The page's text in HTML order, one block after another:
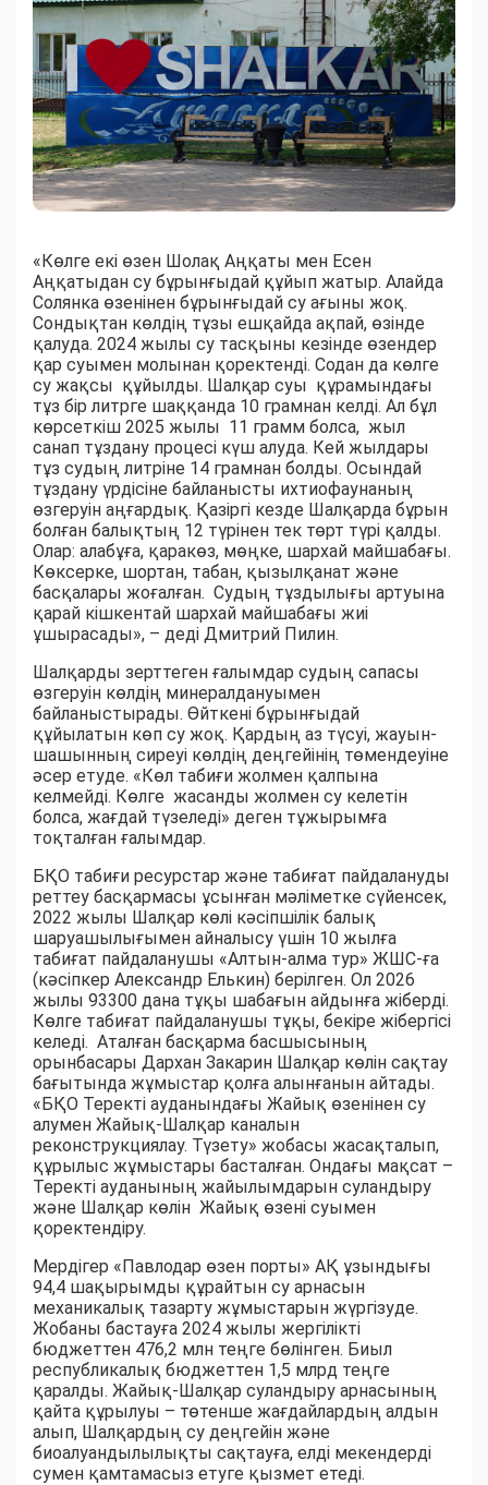
«Көлге екі өзен Шолақ Аңқаты мен Есен
Аңқатыдан су бұрынғыдай құйып жатыр. Алайда
Солянка өзенінен бұрынғыдай су ағыны жоқ.
Сондықтан көлдің тұзы ешқайда ақпай, өзінде
қалуда. 2024 жылы су тасқыны кезінде өзендер
қар суымен молынан қоректенді. Содан да көлге
су жақсы құйылды. Шалқар суы құрамындағы
тұз бір литрге шаққанда 10 грамнан келді. Ал бұл
көрсеткіш 2025 жылы 11 грамм болса, жыл
санап тұздану процесі күш алуда. Кей жылдары
тұз судың литріне 14 грамнан болды. Осындай
тұздану үрдісіне байланысты ихтиофаунаның
өзгеруін аңғардық. Қазіргі кезде Шалқарда бұрын
болған балықтың 12 түрінен тек төрт түрі қалды.
Олар: алабұға, қаракөз, мөңке, шархай майшабағы.
Көксерке, шортан, табан, қызылқанат және
басқалары жоғалған. Судың тұздылығы артуына
қарай кішкентай шархай майшабағы жиі
ұшырасады», – деді Дмитрий Пилин.
Шалқарды зерттеген ғалымдар судың сапасы
өзгеруін көлдің минералдануымен
байланыстырады. Өйткені бұрынғыдай
құйылатын көп су жоқ. Қардың аз түсуі, жауын-
шашынның сиреуі көлдің деңгейінің төмендеуіне
әсер етуде. «Көл табиғи жолмен қалпына
келмейді. Көлге жасанды жолмен су келетін
болса, жағдай түзеледі» деген тұжырымға
тоқталған ғалымдар.
БҚО табиғи ресурстар және табиғат пайдалануды
реттеу басқармасы ұсынған мәліметке сүйенсек,
2022 жылы Шалқар көлі кәсіпшілік балық
шаруашылығымен айналысу үшін 10 жылға
табиғат пайдаланушы «Алтын-алма тур» ЖШС-ға
(кәсіпкер Александр Елькин) берілген. Ол 2026
жылы 93300 дана тұқы шабағын айдынға жіберді.
Көлге табиғат пайдаланушы тұқы, бекіре жібергісі
келеді. Аталған басқарма басшысының
орынбасары Дархан Закарин Шалқар көлін сақтау
бағытында жұмыстар қолға алынғанын айтады.
«БҚО Теректі ауданындағы Жайық өзенінен су
алумен Жайық-Шалқар каналын
реконструкциялау. Түзету» жобасы жасақталып,
құрылыс жұмыстары басталған. Ондағы мақсат –
Теректі ауданының жайылымдарын суландыру
және Шалқар көлін Жайық өзені суымен
қоректендіру.
Мердігер «Павлодар өзен порты» АҚ ұзындығы
94,4 шақырымды құрайтын су арнасын
механикалық тазарту жұмыстарын жүргізуде.
Жобаны бастауға 2024 жылы жергілікті
бюджеттен 476,2 млн теңге бөлінген. Биыл
республикалық бюджеттен 1,5 млрд теңге
қаралды. Жайық-Шалқар суландыру арнасының
қайта құрылуы – төтенше жағдайлардың алдын
алып, Шалқардың су деңгейін және
биоалуандылылықты сақтауға, елді мекендерді
сумен қамтамасыз етуге қызмет етеді.